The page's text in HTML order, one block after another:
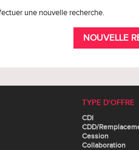
une nouvelle recherche.
NOUVELLE
TYPE D'OFFRE
CDI
CDD/
Cession
Collaboration